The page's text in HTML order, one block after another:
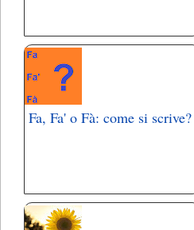
Fa, Fa' o Fà: come si scrive?